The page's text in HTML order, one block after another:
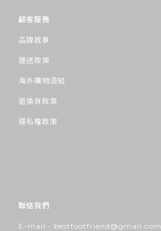
顧客服務
品牌故事
運送政策
海外購物須知
退換貨政策
隱私權政策
聯絡我們
E-mail - bestfootfriend@gmail.com